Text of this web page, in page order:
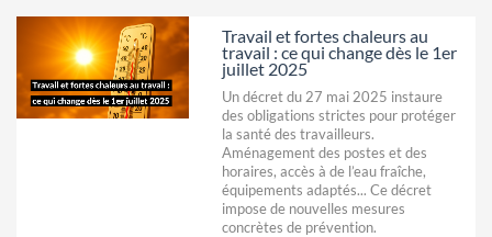
Travail et fortes chaleurs au
travail : ce qui change dès le 1er
juillet 2025
Un décret du 27 mai 2025 instaure
des obligations strictes pour protéger
la santé des travailleurs.
Aménagement des postes et des
horaires, accès à de l’eau fraîche,
équipements adaptés... Ce décret
impose de nouvelles mesures
concrètes de prévention.